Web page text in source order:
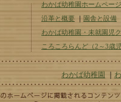
わかば幼稚園ホームペー
沿革と概要 ｜ 園舎と設備
わかば幼稚園・未就園児
ころころらんど（2～3歳
わかば幼稚園